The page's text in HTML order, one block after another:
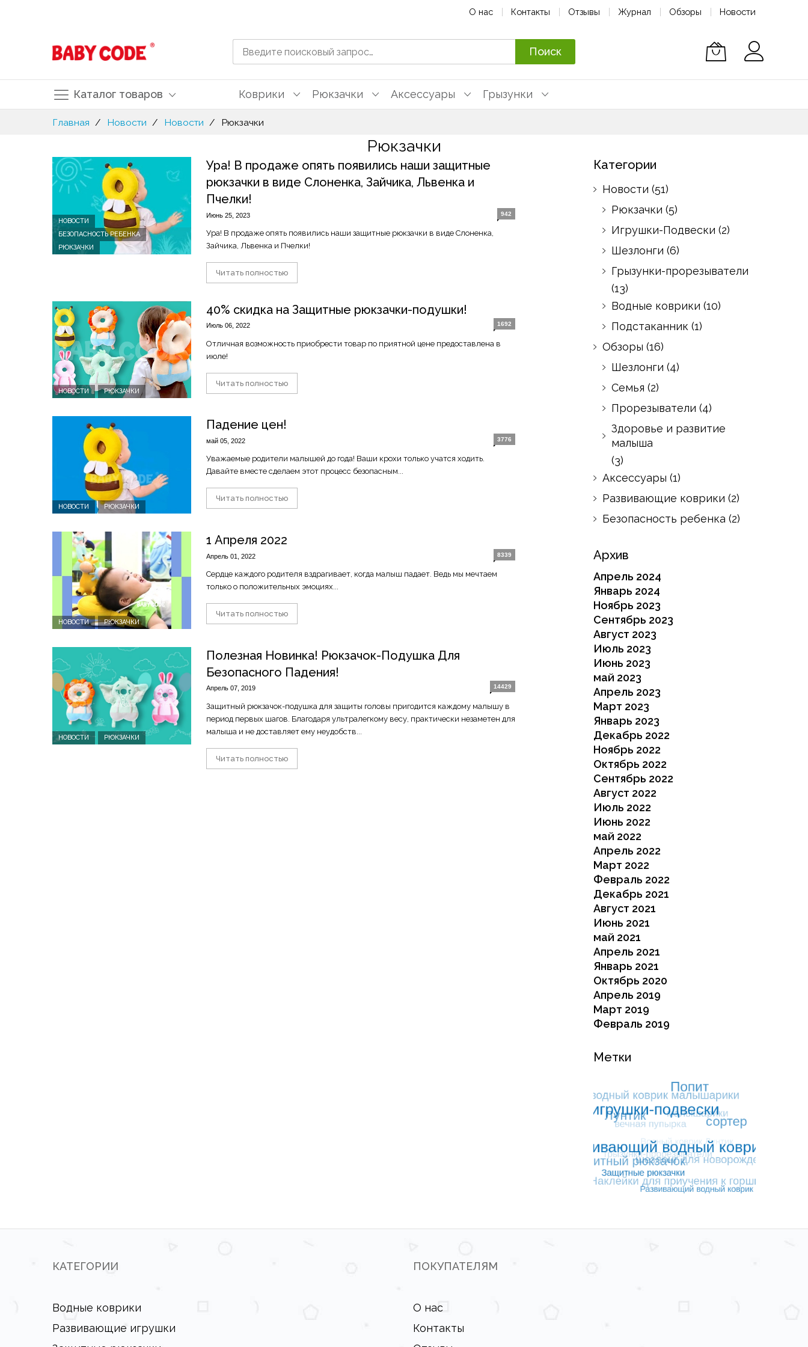
О нас Контакты Отзывы Журнал Обзоры Новости
Каталог товаров
Поиск
Коврики Рюкзачки Аксессуары
Грызунки
Главная Новости Новости Рюкзачки
Рюкзачки
НОВОСТИ
БЕЗОПАСНОСТЬ РЕБЕНКА
РЮКЗАЧКИ
Ура! В продаже опять появились наши защитные
рюкзачки в виде Слоненка, Зайчика, Львенка и
Пчелки!
Июнь 25, 2023 942
Ура! В продаже опять появились наши защитные рюкзачки в виде Слоненка,
Зайчика, Львенка и Пчелки!
Читать полностью
НОВОСТИ РЮКЗАЧКИ
40% скидка на Защитные рюкзачки-подушки!
Июль 06, 2022 1692
Отличная возможность приобрести товар по приятной цене предоставлена в
июле!
Читать полностью
НОВОСТИ РЮКЗАЧКИ
Падение цен!
май 05, 2022 3776
Уважаемые родители малышей до года! Ваши крохи только учатся ходить.
Давайте вместе сделаем этот процесс безопасным...
Читать полностью
НОВОСТИ РЮКЗАЧКИ
1 Апреля 2022
Апрель 01, 2022 8339
Сердце каждого родителя вздрагивает, когда малыш падает. Ведь мы мечтаем
только о положительных эмоциях...
Читать полностью
НОВОСТИ РЮКЗАЧКИ
Полезная Новинка! Рюкзачок-Подушка Для
Безопасного Падения!
Апрель 07, 2019 14429
Защитный рюкзачок-подушка для защиты головы пригодится каждому малышу в
период первых шагов. Благодаря ультралегкому весу, практически незаметен для
малыша и не доставляет ему неудобств...
Читать полностью
Категории
Новости (51)
Рюкзачки (5)
Игрушки-Подвески (2)
Шезлонги (6)
Грызунки-прорезыватели
(13)
Водные коврики (10)
Подстаканник (1)
Обзоры (16)
Шезлонги (4)
Семья (2)
Прорезыватели (4)
Здоровье и развитие
малыша
(3)
Аксессуары (1)
Развивающие коврики (2)
Безопасность ребенка (2)
Архив
Апрель 2024
Январь 2024
Ноябрь 2023
Сентябрь 2023
Август 2023
Июль 2023
Июнь 2023
май 2023
Апрель 2023
Март 2023
Январь 2023
Декабрь 2022
Ноябрь 2022
Октябрь 2022
Сентябрь 2022
Август 2022
Июль 2022
Июнь 2022
май 2022
Апрель 2022
Март 2022
Февраль 2022
Декабрь 2021
Август 2021
Июнь 2021
май 2021
Апрель 2021
Январь 2021
Октябрь 2020
Апрель 2019
Март 2019
Февраль 2019
Метки
КАТЕГОРИИ
Водные коврики
Развивающие игрушки
ПОКУПАТЕЛЯМ
О нас
Контакты